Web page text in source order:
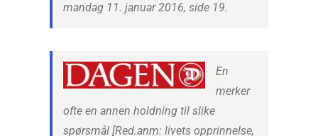
mandag 11. januar 2016, side 19.
En
merker
ofte en annen holdning til slike
spørsmål [Red.anm: livets opprinnelse,